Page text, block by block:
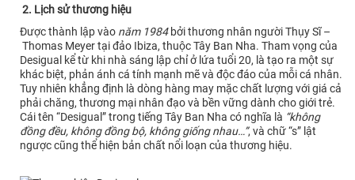
2. Lịch sử thương hiệu
Được thành lập vào năm 1984bởi thương nhân người Thụy Sĩ –
Thomas Meyer tại đảo Ibiza, thuộc Tây Ban Nha. Tham vọng của
Desigual kể từ khi nhà sáng lập chỉ ở lứa tuổi 20, là tạo ra một sự
khác biệt, phản ánh cá tính mạnh mẽ và độc đáo của mỗi cá nhân.
Tuy nhiên khẳng định là dòng hàng may mặc chất lượng với giá cả
phải chăng, thương mại nhân đạo và bền vững dành cho giới trẻ.
Cái tên “Desigual” trong tiếng Tây Ban Nha có nghĩa là “không
đồng đều, không đồng bộ, không giống nhau…”, và chữ “s” lật
ngược cũng thể hiện bản chất nổi loạn của thương hiệu.